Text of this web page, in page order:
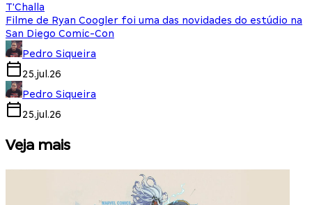
T'Challa
Filme de Ryan Coogler foi uma das novidades do estúdio na
San Diego Comic-Con
Pedro Siqueira
25.jul.26
Pedro Siqueira
25.jul.26
Veja mais